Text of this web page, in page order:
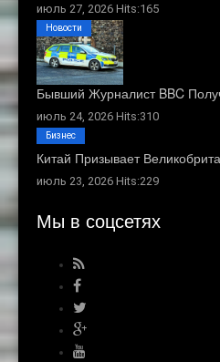
июль 27, 2026 Hits:165
Бывший Журналист BBC
июль 24, 2026 Hits:310
Новости
Китай Призывает
июль 23, 2026 Hits:229
Бизнес
Мы в соцсетях